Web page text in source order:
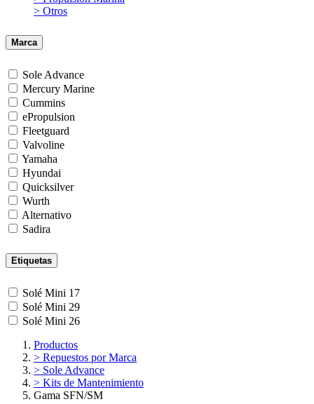
> Otros
Marca
Sole Advance
Mercury Marine
Cummins
ePropulsion
Fleetguard
Valvoline
Yamaha
Hyundai
Quicksilver
Wurth
Alternativo
Sadira
Etiquetas
Solé Mini 17
Solé Mini 29
Solé Mini 26
Productos
> Repuestos por Marca
> Sole Advance
> Kits de Mantenimiento
Gama SFN/SM